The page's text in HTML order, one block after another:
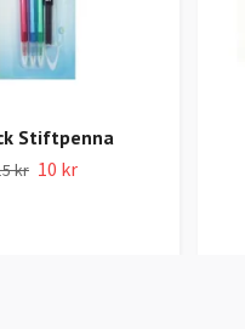
Stiftpenna
kr 10 kr